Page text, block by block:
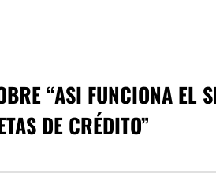
“ASI FUNCIONA EL
DE CRÉDITO”